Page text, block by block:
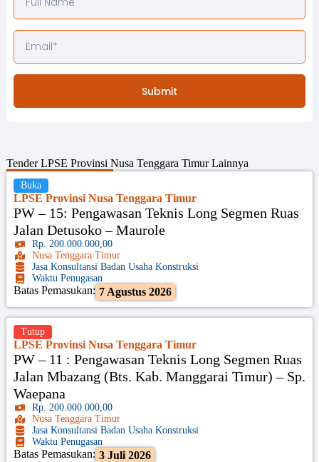
Submit
TenderLPSE Provinsi Nusa Tenggara TimurLainnya
LPSE Provinsi Nusa Tenggara Timur
PW – 15: Pengawasan Teknis Long Segmen Ruas
Jalan Detusoko – Maurole
Rp. 200.000.000,00
Nusa Tenggara Timur
Jasa Konsultansi Badan Usaha Konstruksi
Waktu Penugasan
Batas Pemasukan: 7 Agustus 2026
Buka
LPSE Provinsi Nusa Tenggara Timur
PW – 11 : Pengawasan Teknis Long Segmen Ruas
Jalan Mbazang (Bts. Kab. Manggarai Timur) – Sp.
Waepana
Rp. 200.000.000,00
Nusa Tenggara Timur
Jasa Konsultansi Badan Usaha Konstruksi
Waktu Penugasan
Batas Pemasukan: 3 Juli 2026
Tutup